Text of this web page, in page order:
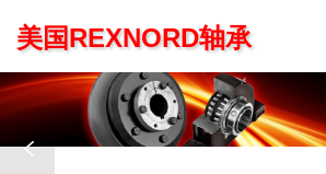
美国REXNORD轴承